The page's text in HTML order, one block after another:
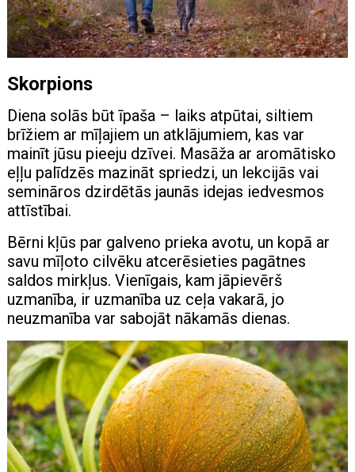
Skorpions
Diena solās būt īpaša – laiks atpūtai, siltiem
brīžiem ar mīļajiem un atklājumiem, kas var
mainīt jūsu pieeju dzīvei. Masāža ar aromātisko
eļļu palīdzēs mazināt spriedzi, un lekcijās vai
semināros dzirdētās jaunās idejas iedvesmos
attīstībai.
Bērni kļūs par galveno prieka avotu, un kopā ar
savu mīļoto cilvēku atcerēsieties pagātnes
saldos mirkļus. Vienīgais, kam jāpievērš
uzmanība, ir uzmanība uz ceļa vakarā, jo
neuzmanība var sabojāt nākamās dienas.